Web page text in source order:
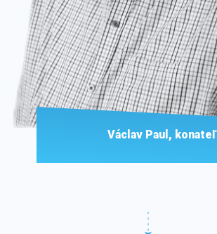
Václav Paul, konateľ